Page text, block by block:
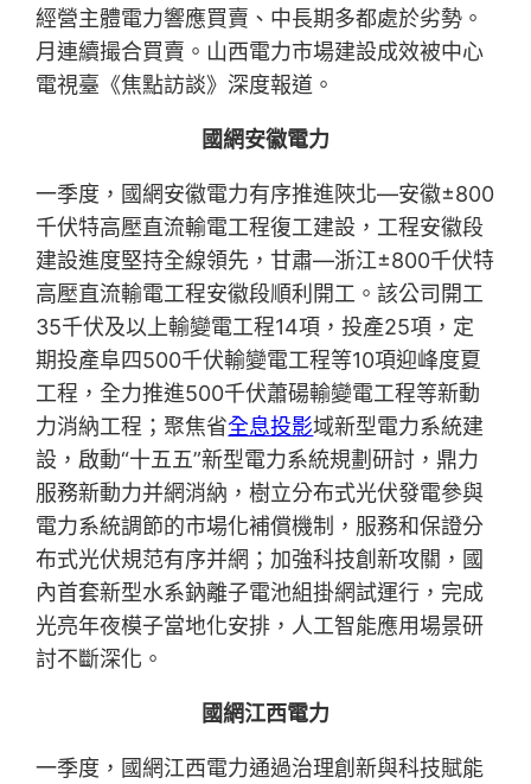
經營主體電力響應買賣、中長期多都處於劣勢。
月連續撮合買賣。山西電力市場建設成效被中心
電視臺《焦點訪談》深度報道。
國網安徽電力
一季度，國網安徽電力有序推進陜北—安徽±800
千伏特高壓直流輸電工程復工建設，工程安徽段
建設進度堅持全線領先，甘肅—浙江±800千伏特
高壓直流輸電工程安徽段順利開工。該公司開工
35千伏及以上輸變電工程14項，投產25項，定
期投產阜四500千伏輸變電工程等10項迎峰度夏
工程，全力推進500千伏蕭碭輸變電工程等新動
力消納工程；聚焦省全息投影域新型電力系統建
設，啟動“十五五”新型電力系統規劃研討，鼎力
服務新動力并網消納，樹立分布式光伏發電參與
電力系統調節的市場化補償機制，服務和保證分
布式光伏規范有序并網；加強科技創新攻關，國
內首套新型水系鈉離子電池組掛網試運行，完成
光亮年夜模子當地化安排，人工智能應用場景研
討不斷深化。
國網江西電力
一季度，國網江西電力通過治理創新與科技賦能